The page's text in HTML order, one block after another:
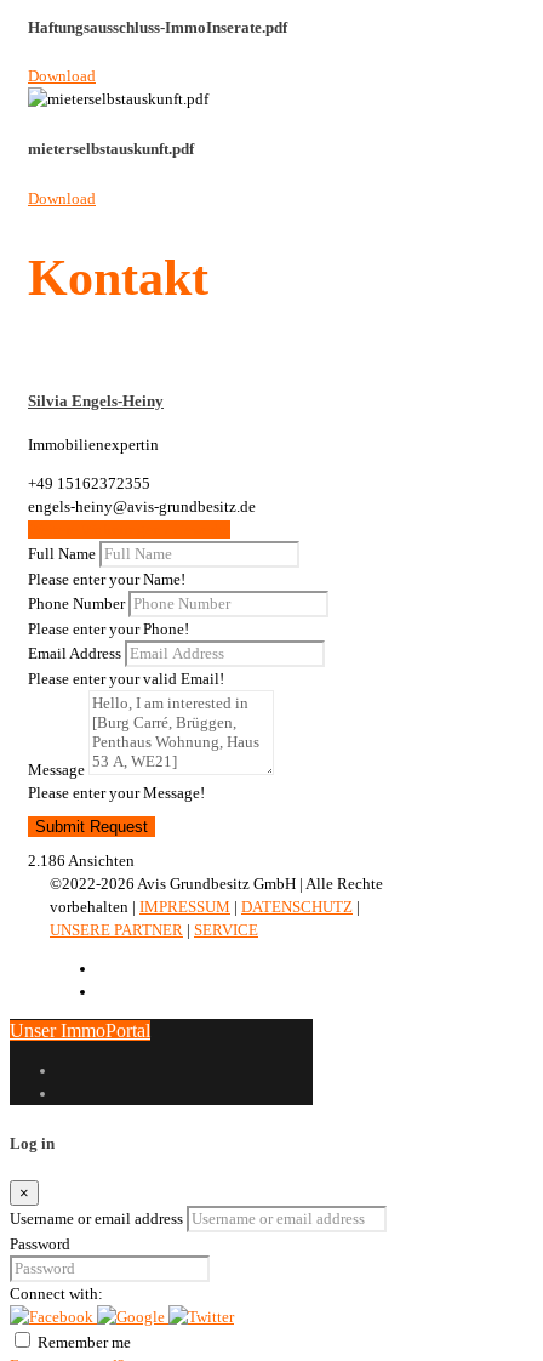
Haftungsausschluss-ImmoInserate.pdf
Download
mieterselbstauskunft.pdf
Download
Kontakt
Silvia Engels-Heiny
Immobilienexpertin
+49 15162372355
engels-heiny@avis-grundbesitz.de
Full Name
Please enter your Name!
Phone Number
Please enter your Phone!
Email Address
Please enter your valid Email!
Message
Please enter your Message!
Submit Request
2.186 Ansichten
©2022-2026 Avis Grundbesitz GmbH | Alle Rechte
vorbehalten | IMPRESSUM | DATENSCHUTZ |
UNSERE PARTNER | SERVICE
Unser ImmoPortal
Log in
×
Username or email address
Password
Connect with:
Remember me